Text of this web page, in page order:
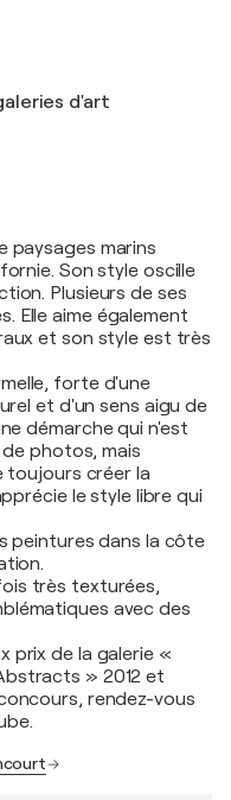
d'art
paysages marins
Son style oscille
Plusieurs de ses
Elle aime également
et son style est très
forte d'une
et d'un sens aigu de
démarche qui n'est
photos, mais
toujours créer la
le style libre qui
peintures dans la côte
très texturées,
avec des
prix de la galerie «
» 2012 et
rendez-vous